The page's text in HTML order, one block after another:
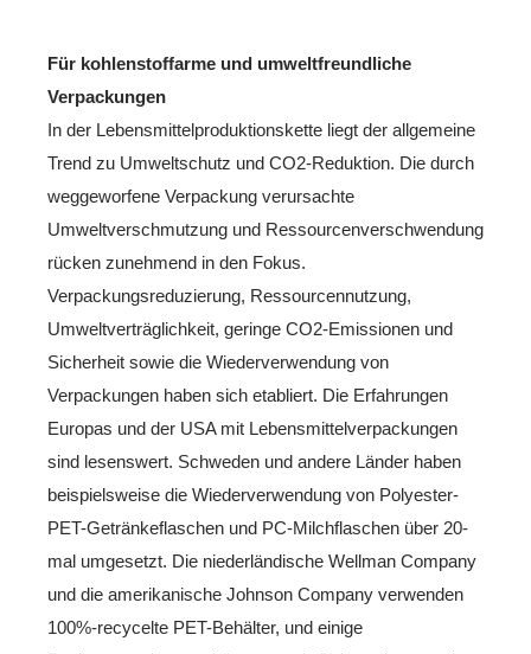
Für kohlenstoffarme und umweltfreundliche
Verpackungen
In der Lebensmittelproduktionskette liegt der allgemeine
Trend zu Umweltschutz und CO2-Reduktion. Die durch
weggeworfene Verpackung verursachte
Umweltverschmutzung und Ressourcenverschwendung
rücken zunehmend in den Fokus.
Verpackungsreduzierung, Ressourcennutzung,
Umweltverträglichkeit, geringe CO2-Emissionen und
Sicherheit sowie die Wiederverwendung von
Verpackungen haben sich etabliert. Die Erfahrungen
Europas und der USA mit Lebensmittelverpackungen
sind lesenswert. Schweden und andere Länder haben
beispielsweise die Wiederverwendung von Polyester-
PET-Getränkeflaschen und PC-Milchflaschen über 20-
mal umgesetzt. Die niederländische Wellman Company
und die amerikanische Johnson Company verwenden
100%-recycelte PET-Behälter, und einige